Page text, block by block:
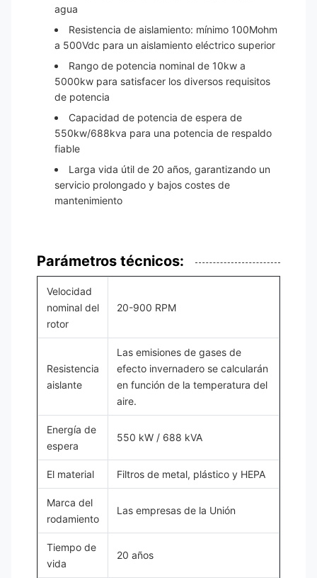
agua
Resistencia de aislamiento: mínimo 100Mohm
a 500Vdc para un aislamiento eléctrico superior
Rango de potencia nominal de 10kw a
5000kw para satisfacer los diversos requisitos
de potencia
Capacidad de potencia de espera de
550kw/688kva para una potencia de respaldo
fiable
Larga vida útil de 20 años, garantizando un
servicio prolongado y bajos costes de
mantenimiento
Parámetros técnicos:
Velocidad
nominal del
rotor
20-900 RPM
Resistencia
aislante
Las emisiones de gases de
efecto invernadero se calcularán
en función de la temperatura del
aire.
Energía de
espera
550 kW / 688 kVA
El material Filtros de metal, plástico y HEPA
Marca del
rodamiento
Las empresas de la Unión
Tiempo de
vida
20 años